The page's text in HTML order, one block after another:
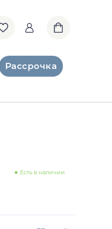
Рассрочка
Есть в наличии